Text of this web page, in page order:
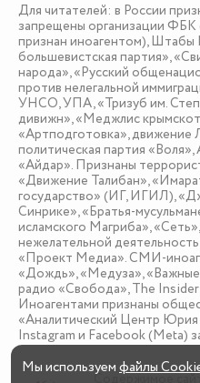
Для читателей: в России
запрещены организации
признан иноагентом), Штабы
большевистская партия»,
народа», «Русский
против нелегальной
УНСО, УПА, «Тризуб им.
дивижн», «Меджлис
«Артподготовка», движение
политическая партия
«Айдар». Признаны
«Движение Талибан»,
государство» (ИГ, ИГИЛ),
Синрике», «Братья-
исламского Магриба»,
нежелательной
«Проект Медиа». СМИ-
«Дождь», «Медуза»,
радио «Свобода», The
Иноагентами признаны
«Аналитический Центр
Instagram и Facebook (Metа)
Содержимое
Мы используемфайлы